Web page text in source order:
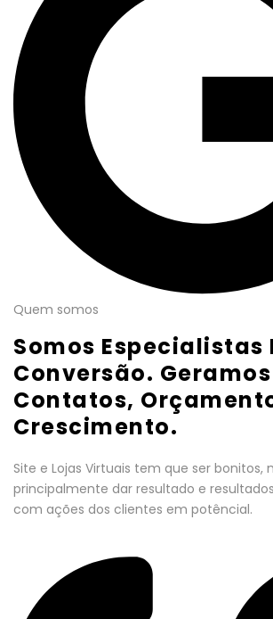
Quem somos
Somos Especialistas
Conversão.
Contatos,
Crescimento.
Site e Lojas Virtuais tem que ser bonitos,
principalmente dar resultado e
com ações dos clientes em potêncial.